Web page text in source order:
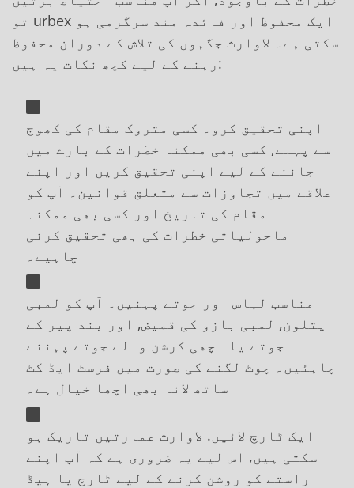
تو urbex ایک محفوظ اور فائدہ مند سرگرمی ہو
سکتی ہے۔ لاوارث جگہوں کی تلاش کے دوران محفوظ
رہنے کے لیے کچھ نکات یہ ہیں:
اپنی تحقیق کرو۔ کسی متروک مقام کی کھوج
سے پہلے, کسی بھی ممکنہ خطرات کے بارے میں
جاننے کے لیے اپنی تحقیق کریں اور اپنے
علاقے میں تجاوزات سے متعلق قوانین۔ آپ کو
مقام کی تاریخ اور کسی بھی ممکنہ
ماحولیاتی خطرات کی بھی تحقیق کرنی
چاہیے۔
مناسب لباس اور جوتے پہنیں۔ آپ کو لمبی
پتلون, لمبی بازو کی قمیض, اور بند پیر کے
جوتے یا اچھی کرشن والے جوتے پہننے
چاہئیں۔ چوٹ لگنے کی صورت میں فرسٹ ایڈ کٹ
ساتھ لانا بھی اچھا خیال ہے۔
ایک ٹارچ لائیں. لاوارث عمارتیں تاریک ہو
سکتی ہیں, اس لیے یہ ضروری ہے کہ آپ اپنے
راستے کو روشن کرنے کے لیے ٹارچ یا ہیڈ